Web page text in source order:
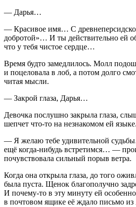
— Дарья…
— Красивое имя… С
добротой»… И ты действительно ей
что у тебя чистое сердце…
Время будто замедлилось. Молл
и поцеловала в лоб, а потом долго
читая мысли.
— Закрой глаза, Дарья…
Девочка послушно закрыла глаза,
шепчет что-то на незнакомом ей языке.
— Я желаю тебе удивительной
ещё когда-нибудь встретимся… —
почувствовала сильный порыв ветра.
Когда она открыла глаза, до того
была пуста. Щенок благополучно
И почему-то в эту минуту ей особенно
в почтовом ящике её ждало письмо